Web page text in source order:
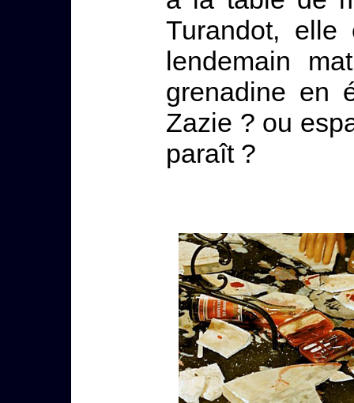
Turandot,
lendemain
grenadine en
Zazie ? ou
paraît ?